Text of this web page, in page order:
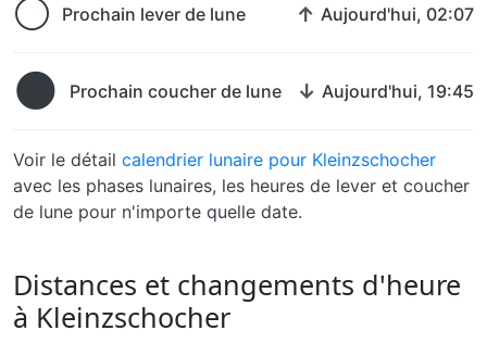
🌕 Prochain lever de lune ↑ Aujourd'hui, 02:07
🌑 Prochain coucher de lune ↓ Aujourd'hui, 19:45
Voir le détail calendrier lunaire pour Kleinzschocher
avec les phases lunaires, les heures de lever et coucher
de lune pour n'importe quelle date.
Distances et changements d'heure
à Kleinzschocher